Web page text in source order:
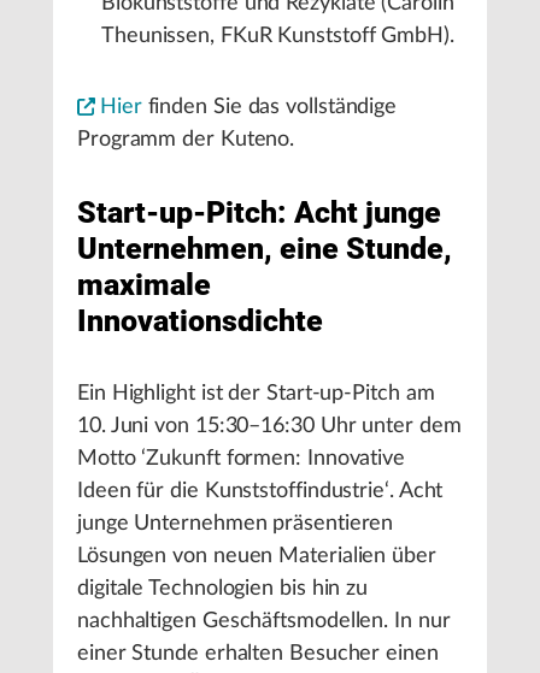
Theunissen, FKuR Kunststoff GmbH).
Hierfinden Sie das vollständige
Programm der Kuteno.
Start-up-Pitch: Acht junge
Unternehmen, eine Stunde,
maximale
Innovationsdichte
Ein Highlight ist der Start-up-Pitch am
10. Juni von 15:30–16:30 Uhr unter dem
Motto ‘Zukunft formen: Innovative
Ideen für die Kunststoffindustrie‘. Acht
junge Unternehmen präsentieren
Lösungen von neuen Materialien über
digitale Technologien bis hin zu
nachhaltigen Geschäftsmodellen. In nur
einer Stunde erhalten Besucher einen